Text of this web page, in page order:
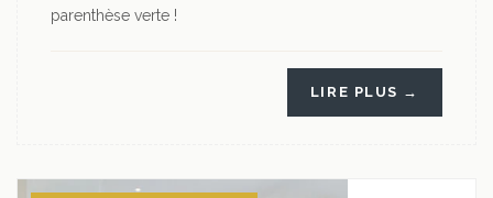
parenthèse verte !
LIRE PLUS →